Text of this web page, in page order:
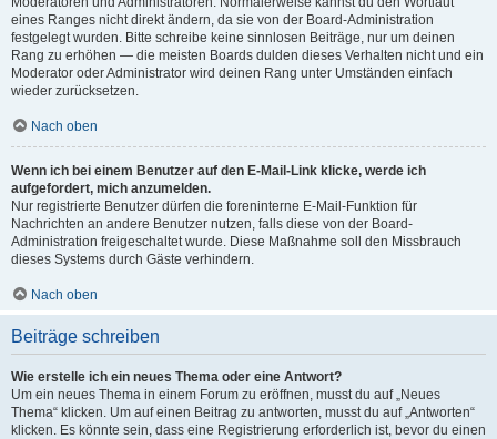
eines Ranges nicht direkt ändern, da sie von der Board-Administration
festgelegt wurden. Bitte schreibe keine sinnlosen Beiträge, nur um deinen
Rang zu erhöhen — die meisten Boards dulden dieses Verhalten nicht und ein
Moderator oder Administrator wird deinen Rang unter Umständen einfach
wieder zurücksetzen.
Nach oben
Wenn ich bei einem Benutzer auf den E-Mail-Link klicke, werde ich
aufgefordert, mich anzumelden.
Nur registrierte Benutzer dürfen die foreninterne E-Mail-Funktion für
Nachrichten an andere Benutzer nutzen, falls diese von der Board-
Administration freigeschaltet wurde. Diese Maßnahme soll den Missbrauch
dieses Systems durch Gäste verhindern.
Nach oben
Beiträge schreiben
Wie erstelle ich ein neues Thema oder eine Antwort?
Um ein neues Thema in einem Forum zu eröffnen, musst du auf „Neues
Thema“ klicken. Um auf einen Beitrag zu antworten, musst du auf „Antworten“
klicken. Es könnte sein, dass eine Registrierung erforderlich ist, bevor du einen